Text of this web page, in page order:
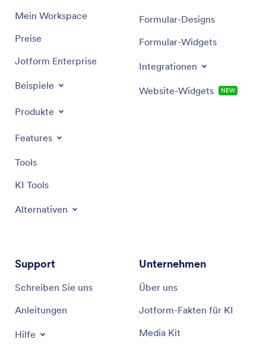
Mein Workspace
Preise
Jotform Enterprise
Beispiele
Produkte
Features
Tools
KI Tools
Alternativen
Formular-Designs
Formular-Widgets
Integrationen
Website-Widgets NEW
Support
Schreiben Sie uns
Anleitungen
Hilfe
Unternehmen
Über uns
Jotform-Fakten für KI
Media Kit